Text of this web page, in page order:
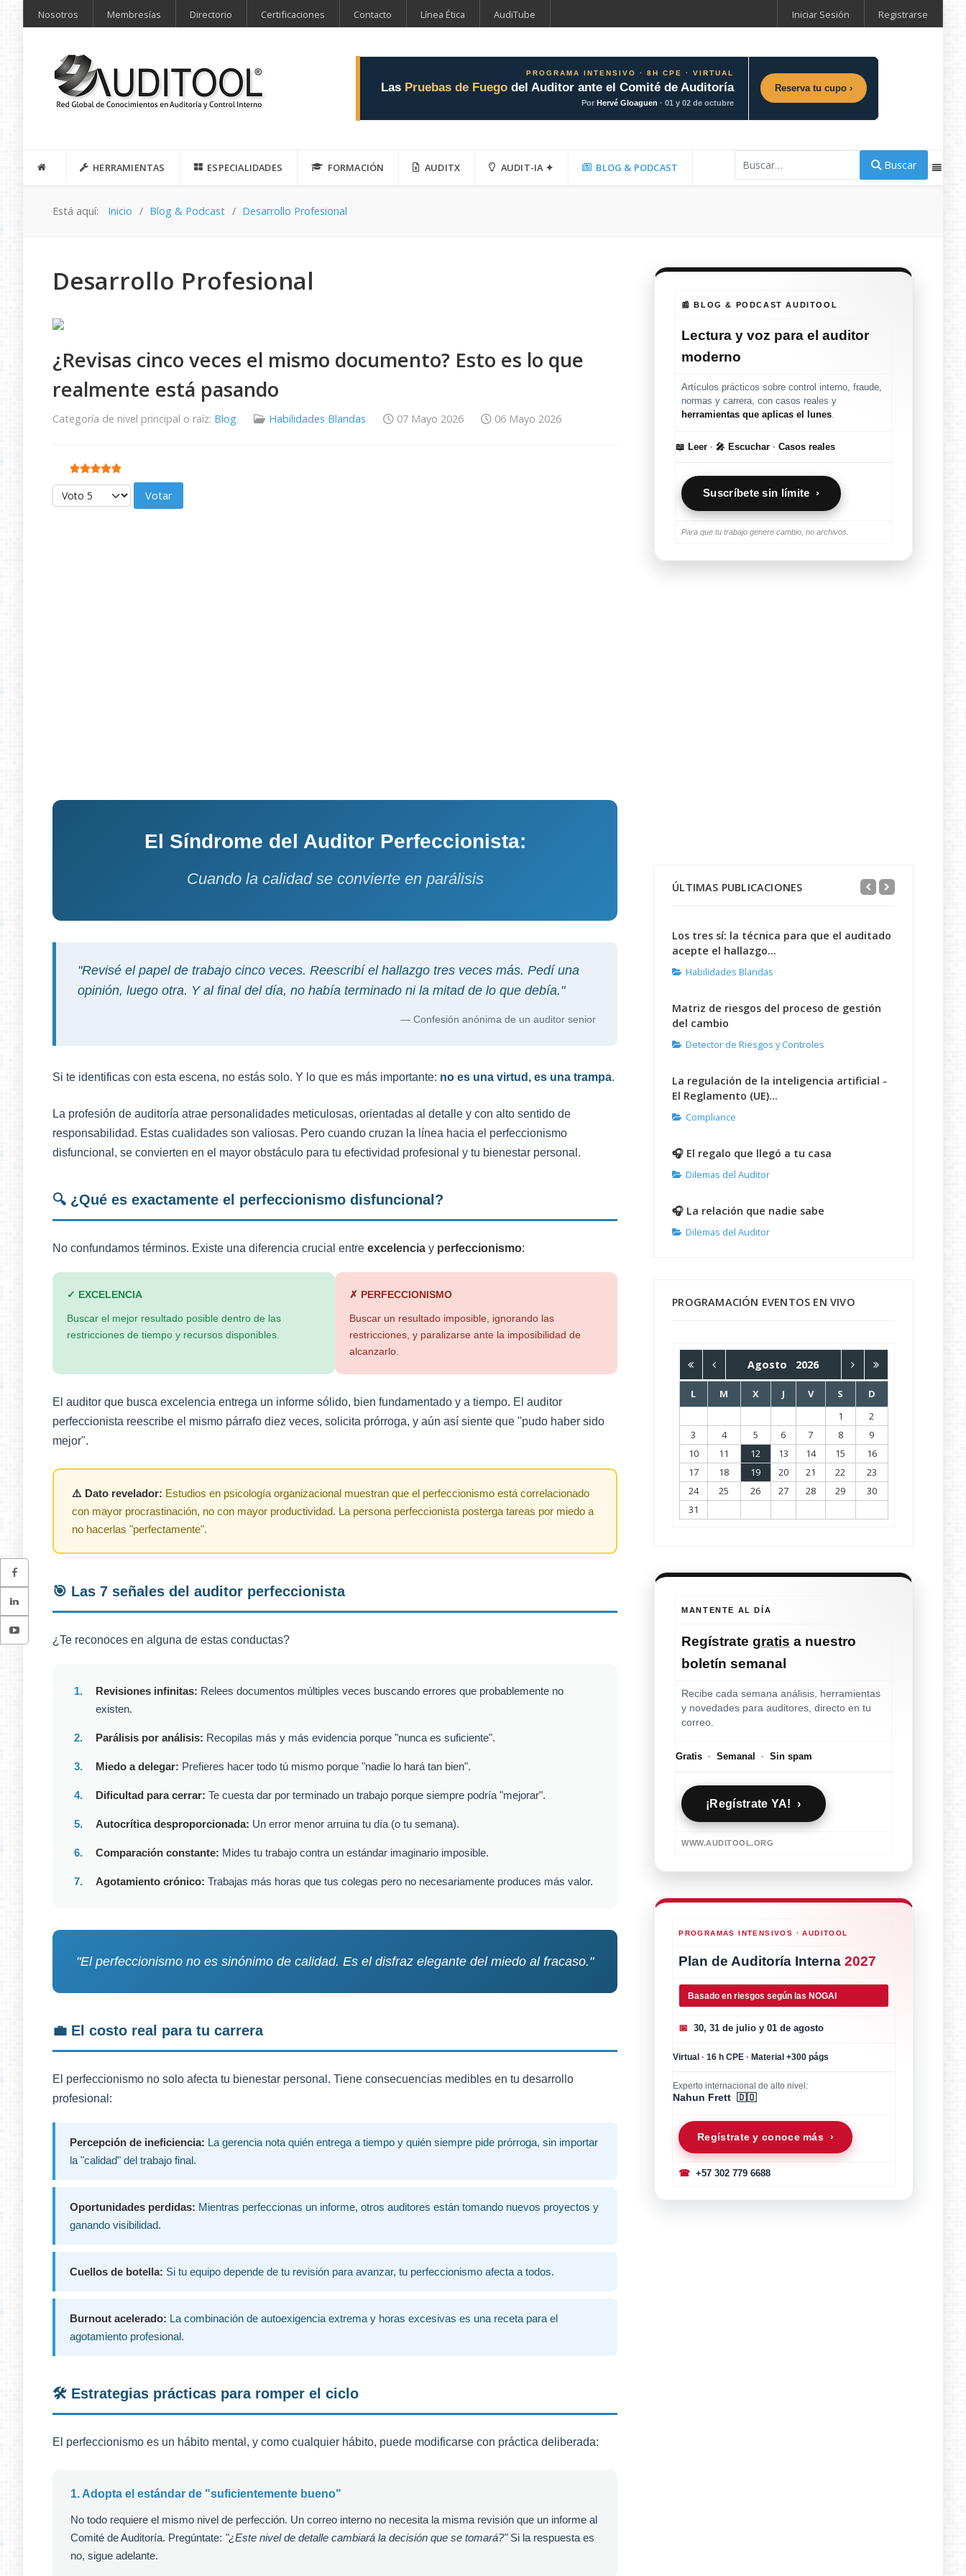
Nosotros Membresías Directorio Certificaciones Contacto Línea Ética AudiTube Iniciar Sesión Registrarse
PROGRAMA INTENSIVO · 8H CPE · VIRTUAL
Las Pruebas de Fuego del Auditor ante el Comité de Auditoría
PorHervé Gloaguen · 01 y 02 de octubre
Reserva tu cupo ›
HERRAMIENTAS ESPECIALIDADES FORMACIÓN AUDITX AUDIT-IA ✦ BLOG & PODCAST Buscar
Está aquí: Inicio Blog & Podcast Desarrollo Profesional
Desarrollo Profesional
¿Revisas cinco veces el mismo documento? Esto es lo que
realmente está pasando
Categoría de nivel principal o raíz: Blog Habilidades Blandas 07 Mayo 2026 06 Mayo 2026
Ratio:5/5
Por favor, vote
El Síndrome del Auditor Perfeccionista:
Cuando la calidad se convierte en parálisis
"Revisé el papel de trabajo cinco veces. Reescribí el hallazgo tres veces más. Pedí una
opinión, luego otra. Y al final del día, no había terminado ni la mitad de lo que debía."
— Confesión anónima de un auditor senior
Si te identificas con esta escena, no estás solo. Y lo que es más importante: no es una virtud, es una trampa.
La profesión de auditoría atrae personalidades meticulosas, orientadas al detalle y con alto sentido de
responsabilidad. Estas cualidades son valiosas. Pero cuando cruzan la línea hacia el perfeccionismo
disfuncional, se convierten en el mayor obstáculo para tu efectividad profesional y tu bienestar personal.
🔍 ¿Qué es exactamente el perfeccionismo disfuncional?
No confundamos términos. Existe una diferencia crucial entre excelencia y perfeccionismo:
✓ EXCELENCIA
Buscar el mejor resultado posible dentro de las
restricciones de tiempo y recursos disponibles.
✗ PERFECCIONISMO
Buscar un resultado imposible, ignorando las
restricciones, y paralizarse ante la imposibilidad de
alcanzarlo.
El auditor que busca excelencia entrega un informe sólido, bien fundamentado y a tiempo. El auditor
perfeccionista reescribe el mismo párrafo diez veces, solicita prórroga, y aún así siente que "pudo haber sido
mejor".
⚠️ Dato revelador: Estudios en psicología organizacional muestran que el perfeccionismo está correlacionado
con mayor procrastinación, no con mayor productividad. La persona perfeccionista posterga tareas por miedo a
no hacerlas "perfectamente".
🎯 Las 7 señales del auditor perfeccionista
¿Te reconoces en alguna de estas conductas?
1. Revisiones infinitas: Relees documentos múltiples veces buscando errores que probablemente no
existen.
2. Parálisis por análisis: Recopilas más y más evidencia porque "nunca es suficiente".
3. Miedo a delegar: Prefieres hacer todo tú mismo porque "nadie lo hará tan bien".
4. Dificultad para cerrar: Te cuesta dar por terminado un trabajo porque siempre podría "mejorar".
5. Autocrítica desproporcionada: Un error menor arruina tu día (o tu semana).
6. Comparación constante: Mides tu trabajo contra un estándar imaginario imposible.
7. Agotamiento crónico: Trabajas más horas que tus colegas pero no necesariamente produces más valor.
"El perfeccionismo no es sinónimo de calidad. Es el disfraz elegante del miedo al fracaso."
💼 El costo real para tu carrera
El perfeccionismo no solo afecta tu bienestar personal. Tiene consecuencias medibles en tu desarrollo
profesional:
Percepción de ineficiencia: La gerencia nota quién entrega a tiempo y quién siempre pide prórroga, sin importar
la "calidad" del trabajo final.
Oportunidades perdidas: Mientras perfeccionas un informe, otros auditores están tomando nuevos proyectos y
ganando visibilidad.
Cuellos de botella: Si tu equipo depende de tu revisión para avanzar, tu perfeccionismo afecta a todos.
Burnout acelerado: La combinación de autoexigencia extrema y horas excesivas es una receta para el
agotamiento profesional.
🛠️ Estrategias prácticas para romper el ciclo
El perfeccionismo es un hábito mental, y como cualquier hábito, puede modificarse con práctica deliberada:
1. Adopta el estándar de "suficientemente bueno"
No todo requiere el mismo nivel de perfección. Un correo interno no necesita la misma revisión que un informe al
Comité de Auditoría. Pregúntate: "¿Este nivel de detalle cambiará la decisión que se tomará?"Si la respuesta es
no, sigue adelante.
📰 BLOG & PODCAST AUDITOOL
Lectura y voz para el auditor
moderno
Artículos prácticos sobre control interno, fraude,
normas y carrera, con casos reales y
herramientas que aplicas el lunes
📖 Leer · 🎤 Escuchar · Casos reales
Suscríbete sin límite ›
Para que tu trabajo genere cambio, no archivos.
ÚLTIMAS PUBLICACIONES
Los tres sí: la técnica para que el auditado
acepte el hallazgo...
Habilidades Blandas
Matriz de riesgos del proceso de gestión
del cambio
Detector de Riesgos y Controles
La regulación de la inteligencia artificial -
El Reglamento (UE)...
Compliance
🎧 El regalo que llegó a tu casa
Dilemas del Auditor
🎧 La relación que nadie sabe
Dilemas del Auditor
PROGRAMACIÓN EVENTOS EN VIVO
Agosto 2026
L M X J V S
D
1
2
3
4 5 6 7 8
9
10
11 12 13 14 15
16
17
18 19 20 21 22
23
24
25 26 27 28 29
30
31
MANTENTE AL DÍA
Regístrategratis a nuestro
boletín semanal
Recibe cada semana análisis, herramientas
y novedades para auditores, directo en tu
correo.
Gratis · Semanal · Sin spam
¡Regístrate YA! ›
WWW.AUDITOOL.ORG
PROGRAMAS INTENSIVOS · AUDITOOL
Plan de Auditoría Interna2027
Basado en riesgos según las NOGAI
📅 30, 31 de julio y 01 de agosto
Virtual· 16 h CPE· Material +300 págs
Experto internacional de alto nivel:
Nahun Frett 🇩🇴
Regístrate y conoce más ›
☎ +57 302 779 6688